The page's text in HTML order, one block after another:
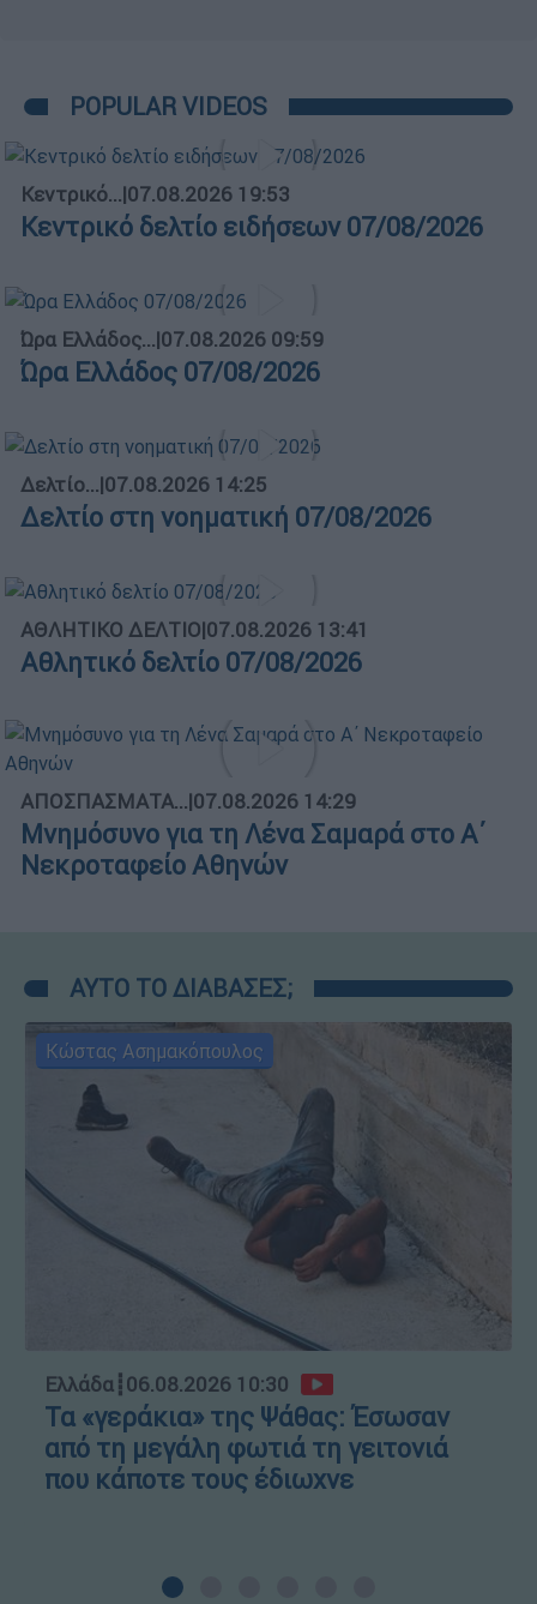
POPULAR VIDEOS
Κεντρικό...|07.08.2026 19:53
Κεντρικό δελτίο ειδήσεων 07/08/2026
Ώρα Ελλάδος...|07.08.2026 09:59
Ώρα Ελλάδος 07/08/2026
Δελτίο...|07.08.2026 14:25
Δελτίο στη νοηματική 07/08/2026
ΑΘΛΗΤΙΚΟ ΔΕΛΤΙΟ|07.08.2026 13:41
Αθλητικό δελτίο 07/08/2026
ΑΠΟΣΠΑΣΜΑΤΑ...|07.08.2026 14:29
Μνημόσυνο για τη Λένα Σαμαρά στο Α΄
Νεκροταφείο Αθηνών
ΑΥΤΟ ΤΟ ΔΙΑΒΑΣΕΣ;
Κώστας Ασημακόπουλος
Ελλάδα┋06.08.2026 10:30
Τα «γεράκια» της Ψάθας: Έσωσαν
από τη μεγάλη φωτιά τη γειτονιά
που κάποτε τους έδιωχνε